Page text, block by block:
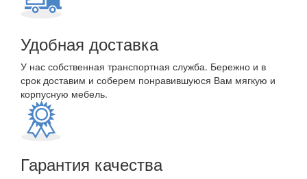
Удобная доставка
У нас собственная транспортная служба. Бережно и в
срок доставим и соберем понравившуюся Вам мягкую и
корпусную мебель.
Гарантия качества